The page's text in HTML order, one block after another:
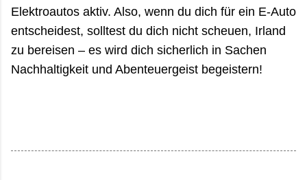
Elektroautos aktiv. Also, wenn du dich für ein E-Auto
entscheidest, solltest du dich nicht scheuen, Irland
zu bereisen – es wird dich sicherlich in Sachen
Nachhaltigkeit und Abenteuergeist begeistern!